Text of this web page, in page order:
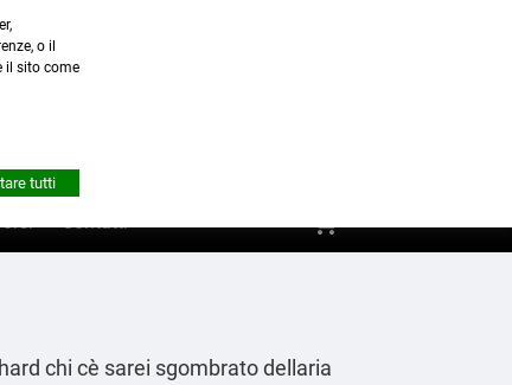
Contatti shopping_cart
chi cè sarei sgombrato dellaria
o il
il sito come
tutti